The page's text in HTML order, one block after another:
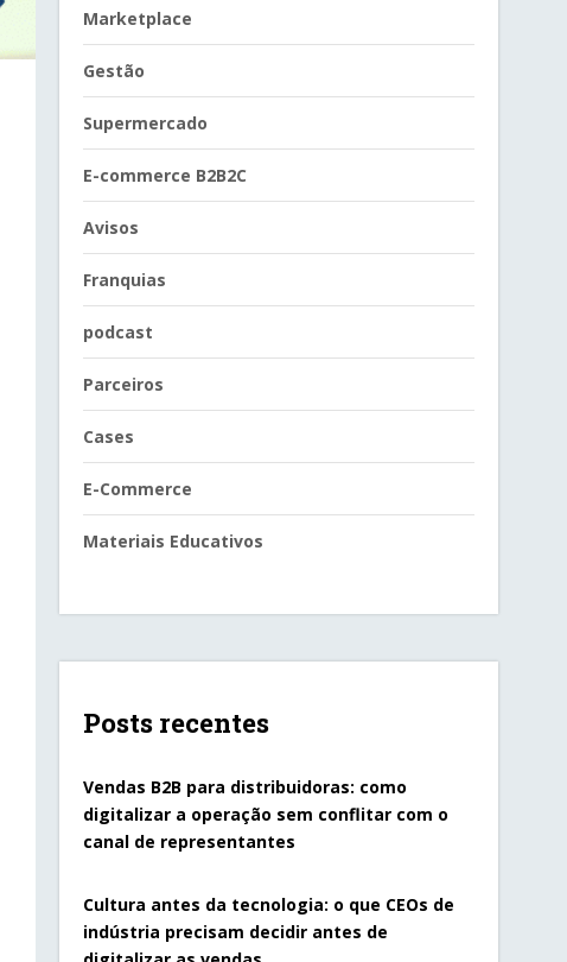
Marketplace
Gestão
Supermercado
E-commerce B2B2C
Avisos
Franquias
podcast
Parceiros
Cases
E-Commerce
Materiais Educativos
Posts recentes
Vendas B2B para distribuidoras: como
digitalizar a operação sem conflitar com o
canal de representantes
Cultura antes da tecnologia: o que CEOs de
indústria precisam decidir antes de